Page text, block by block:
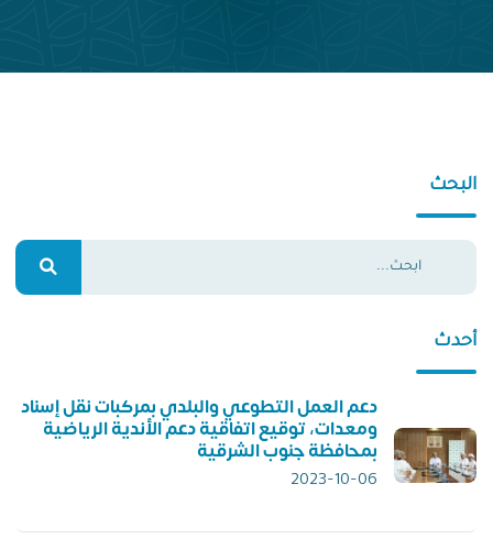
البحث
أحدث
دعم العمل التطوعي والبلدي بمركبات نقل إسناد
ومعدات، توقيع اتفاقية دعم الأندية الرياضية
بمحافظة جنوب الشرقية
2023-10-06